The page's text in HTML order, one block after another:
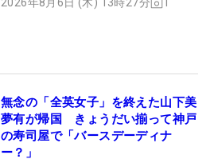
無念の「全英女子」を終えた山下美
夢有が帰国 きょうだい揃って神戸
の寿司屋で「バースデーディナ
ー？」